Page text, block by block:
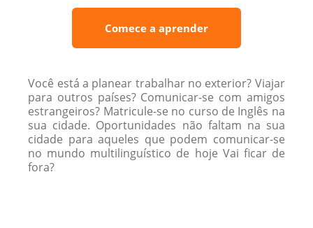
Comece a aprender
Você está a planear trabalhar no exterior? Viajar
para outros países? Comunicar-se com amigos
estrangeiros? Matricule-se no curso de Inglês na
sua cidade. Oportunidades não faltam na sua
cidade para aqueles que podem comunicar-se
no mundo multilinguístico de hoje Vai ficar de
fora?